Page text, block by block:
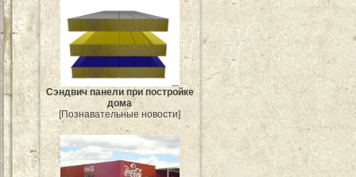
Сэндвич панели при постройке
дома
[Познавательные новости]